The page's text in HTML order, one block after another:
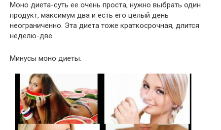
Моно диета-суть ее очень проста, нужно выбрать один
продукт, максимум два и есть его целый день
неограниченно. Эта диета тоже краткосрочная, длится
неделю-две.
Минусы моно диеты.